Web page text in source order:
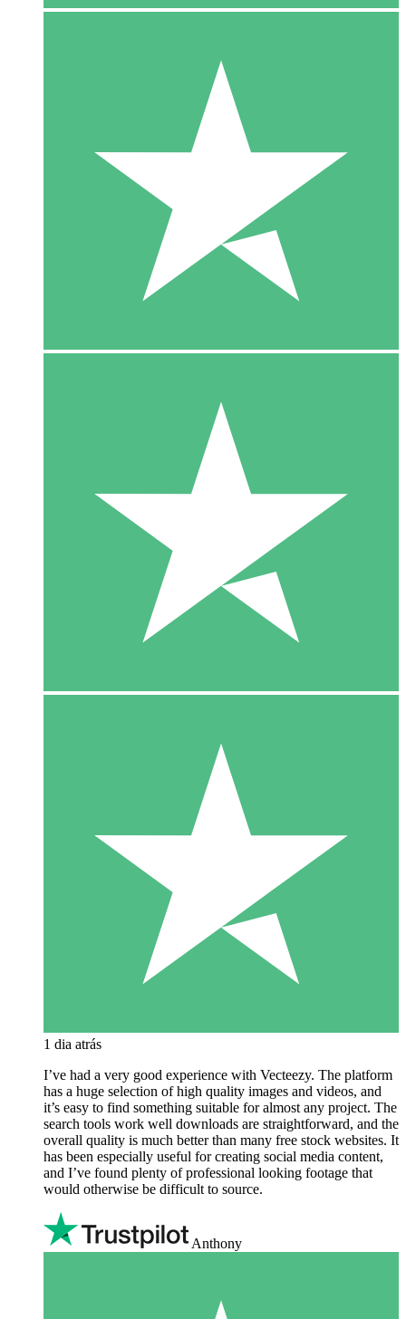
1 dia atrás
I’ve had a very good experience with Vecteezy. The platform
has a huge selection of high quality images and videos, and
it’s easy to find something suitable for almost any project. The
search tools work well downloads are straightforward, and the
overall quality is much better than many free stock websites. It
has been especially useful for creating social media content,
and I’ve found plenty of professional looking footage that
would otherwise be difficult to source.
Anthony